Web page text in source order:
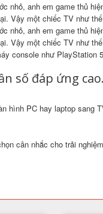
nhỏ, anh em game thủ
Vậy một chiếc TV như
nhỏ, anh em game thủ
Vậy một chiếc TV như
console như PlayStation
số đáp ứng cao.
hình PC hay laptop sang
cân nhắc cho trải